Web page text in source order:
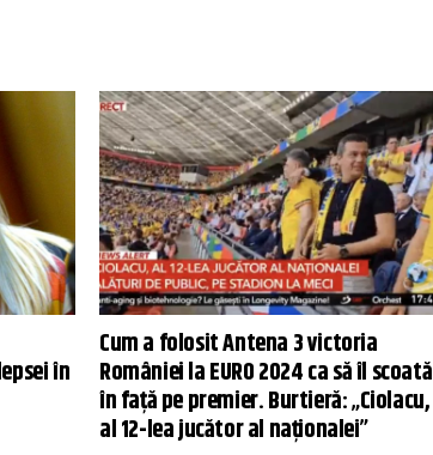
în
Cum a folosit Antena 3 victoria
României la EURO 2024 ca să îl scoată
în față pe premier. Burtieră: „Ciolacu,
al 12-lea jucător al naționalei”